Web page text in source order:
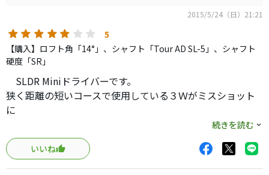
シャフトも最後にグッと捕まえてくれる感じがして自分に
はグッドです。
飽きるまではしばらくこれでいけそうです。
2015/5/24（日）21:21
5
【購入】ロフト角「14°」、シャフト「Tour AD SL-5」、シャフト
硬度「SR」
SLDR Miniドライバーです。
狭く距離の短いコースで使用している３Ｗがミスショット
に
なることがありそんなときに使用したく、以前、
ＵＳモデルのＲシャフトを試打しましたが、小生のＨＰで
は
しなりが感じられず棒のようなシャフトで弾道も低く距離
続きを読む
いいね